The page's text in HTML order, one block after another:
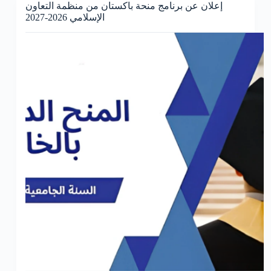
إعلان عن برنامج منحة باكستان من منظمة التعاون
الإسلامي 2026-2027